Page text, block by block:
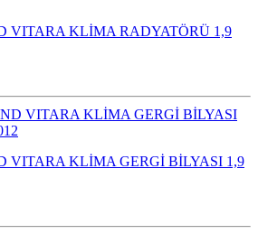
VITARA KLİMA RADYATÖRÜ 1,9
VITARA KLİMA GERGİ BİLYASI 1,9